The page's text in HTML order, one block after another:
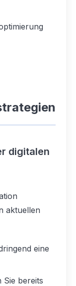
digitalen
aktuellen
eine
Sie bereits